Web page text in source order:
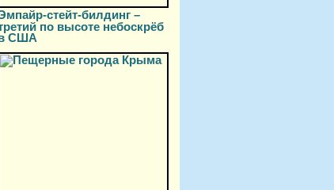
стейт-билдинг –
по высоте небоскрёб
США